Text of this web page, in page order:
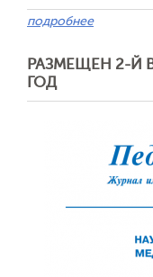
подробнее
РАЗМЕЩЕН 2-Й
ГОД